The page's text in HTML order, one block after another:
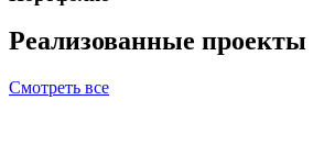
Реализованные проекты
Смотреть все